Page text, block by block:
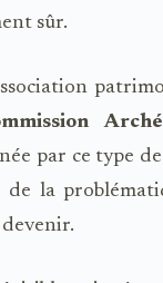
sûr.
par ce type
la
devenir.